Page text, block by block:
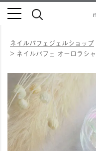
ネイルパフェジェルショップ
ネイルパフェ オーロラシ